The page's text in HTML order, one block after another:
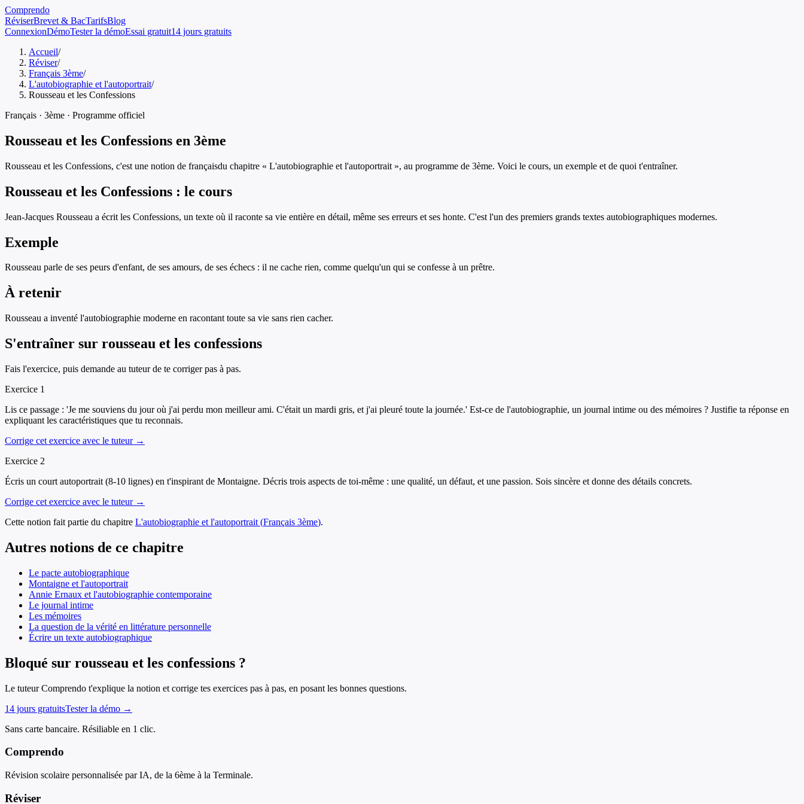
Comprendo
RéviserBrevet & BacTarifsBlog
ConnexionDémoTester la démoEssai gratuit14 jours gratuits
Accueil/
Réviser/
Français 3ème/
L'autobiographie et l'autoportrait/
Rousseau et les Confessions
Français · 3ème · Programme officiel
Rousseau et les Confessions en 3ème
Rousseau et les Confessions, c'est une notion de françaisdu chapitre « L'autobiographie et l'autoportrait », au programme de 3ème. Voici le cours, un exemple et de quoi t'entraîner.
Rousseau et les Confessions : le cours
Jean-Jacques Rousseau a écrit les Confessions, un texte où il raconte sa vie entière en détail, même ses erreurs et ses honte. C'est l'un des premiers grands textes autobiographiques modernes.
Exemple
Rousseau parle de ses peurs d'enfant, de ses amours, de ses échecs : il ne cache rien, comme quelqu'un qui se confesse à un prêtre.
À retenir
Rousseau a inventé l'autobiographie moderne en racontant toute sa vie sans rien cacher.
S'entraîner sur rousseau et les confessions
Fais l'exercice, puis demande au tuteur de te corriger pas à pas.
Exercice 1
Lis ce passage : 'Je me souviens du jour où j'ai perdu mon meilleur ami. C'était un mardi gris, et j'ai pleuré toute la journée.' Est-ce de l'autobiographie, un journal intime ou des mémoires ? Justifie ta réponse en
expliquant les caractéristiques que tu reconnais.
Corrige cet exercice avec le tuteur →
Exercice 2
Écris un court autoportrait (8-10 lignes) en t'inspirant de Montaigne. Décris trois aspects de toi-même : une qualité, un défaut, et une passion. Sois sincère et donne des détails concrets.
Corrige cet exercice avec le tuteur →
Cette notion fait partie du chapitre L'autobiographie et l'autoportrait (Français 3ème).
Autres notions de ce chapitre
Le pacte autobiographique
Montaigne et l'autoportrait
Annie Ernaux et l'autobiographie contemporaine
Le journal intime
Les mémoires
La question de la vérité en littérature personnelle
Écrire un texte autobiographique
Bloqué sur rousseau et les confessions ?
Le tuteur Comprendo t'explique la notion et corrige tes exercices pas à pas, en posant les bonnes questions.
14 jours gratuitsTester la démo →
Sans carte bancaire. Résiliable en 1 clic.
Comprendo
Révision scolaire personnalisée par IA, de la 6ème à la Terminale.
Réviser